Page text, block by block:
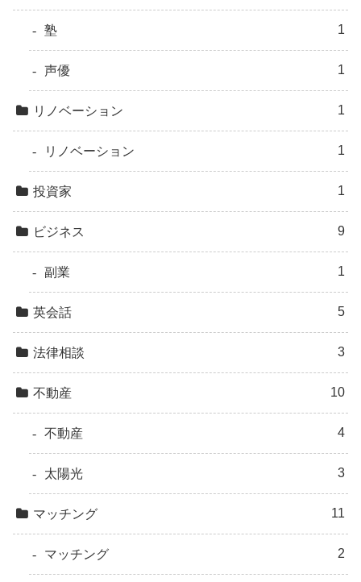
塾 1
声優 1
リノベーション 1
リノベーション 1
投資家 1
ビジネス 9
副業 1
英会話 5
法律相談 3
不動産 10
不動産 4
太陽光 3
マッチング 11
マッチング 2